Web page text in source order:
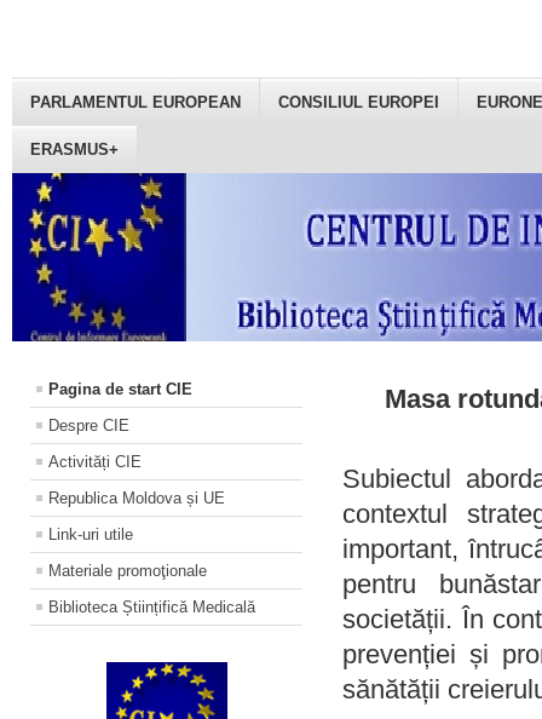
PARLAMENTUL EUROPEAN CONSILIUL EUROPEI
ERASMUS+
Pagina de start CIE
Despre CIE
Activități CIE
Republica Moldova și UE
Link-uri utile
Materiale promoţionale
Biblioteca Științifică Medicală
Masa
Subiectul
contextul
important,
pentru
societății. În
prevenției și
sănătății